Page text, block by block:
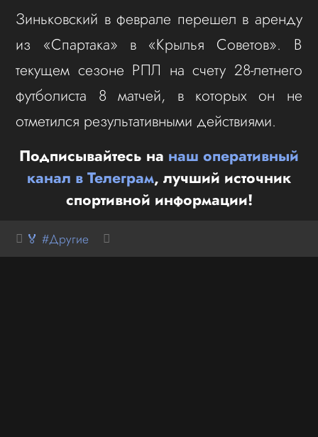
Зиньковский в феврале перешел в аренду
из «Спартака» в «Крылья Советов». В
текущем сезоне РПЛ на счету 28-летнего
футболиста 8 матчей, в которых он не
отметился результативными действиями.
Подписывайтесь на наш оперативный
канал в Телеграм, лучший источник
спортивной информации!
🏅 #Другие